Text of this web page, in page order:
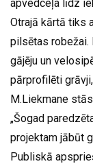
apvedceļa līdz
Otrajā kārtā tiks
pilsētas robežai.
gājēju un
pārprofilēti
M.Liekmane
„Šogad
projektam jābūt
Publiskā